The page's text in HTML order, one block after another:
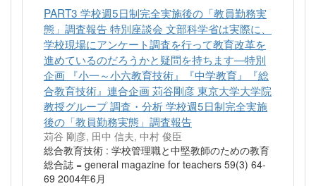
PART3 学校週5日制完全実施後の「教員勤務実
態」調査報告 特別座談会 文部科学省は実際に、
学校現場にアンケート調査を行って教育改革を
進めているのだろうかと疑問を持ちます—特別
企画 『小一～小六教育技術』『中学教育』『総
合教育技術』連合企画 苅谷剛彦 東京大学大学院
教授グループ 調査・分析 学校週5日制完全実施
後の「教員勤務実態」調査報告
苅谷 剛彦, 田中 信夫, 中村 俊臣
総合教育技術 : 学校管理職と中堅教師のための教育
総合誌 = general magazine for teachers 59(3) 64-
69 2004年6月